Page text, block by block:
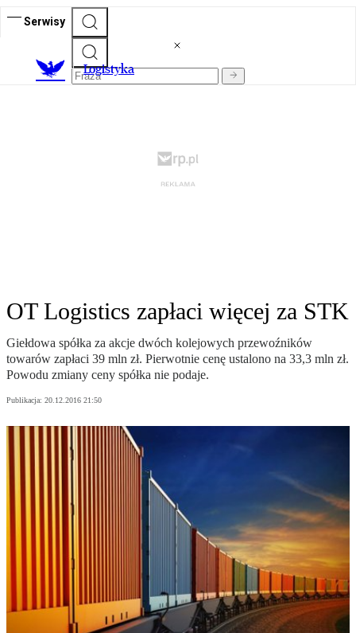
Serwisy
Logistyka
OT Logistics zapłaci więcej za STK
Giełdowa spółka za akcje dwóch kolejowych przewoźników
towarów zapłaci 39 mln zł. Pierwotnie cenę ustalono na 33,3 mln zł.
Powodu zmiany ceny spółka nie podaje.
Publikacja: 20.12.2016 21:50